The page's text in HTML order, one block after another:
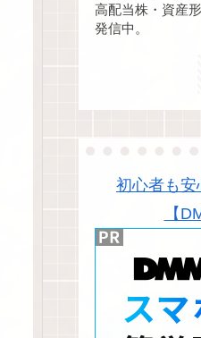
高配当株・資産
発信中。
初心者も
【